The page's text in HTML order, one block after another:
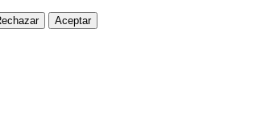
Aceptar